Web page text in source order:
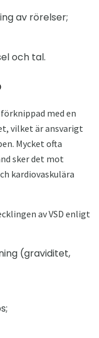
av rörelser;
och tal.
med en
vilket är ansvarigt
Mycket ofta
sker det mot
kardiovaskulära
av VSD enligt
(graviditet,